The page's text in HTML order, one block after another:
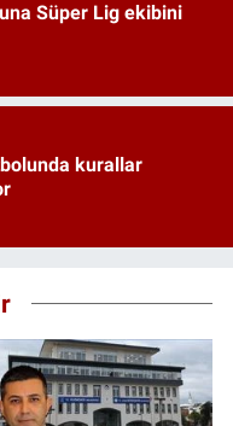
Süper Lig ekibini
kurallar